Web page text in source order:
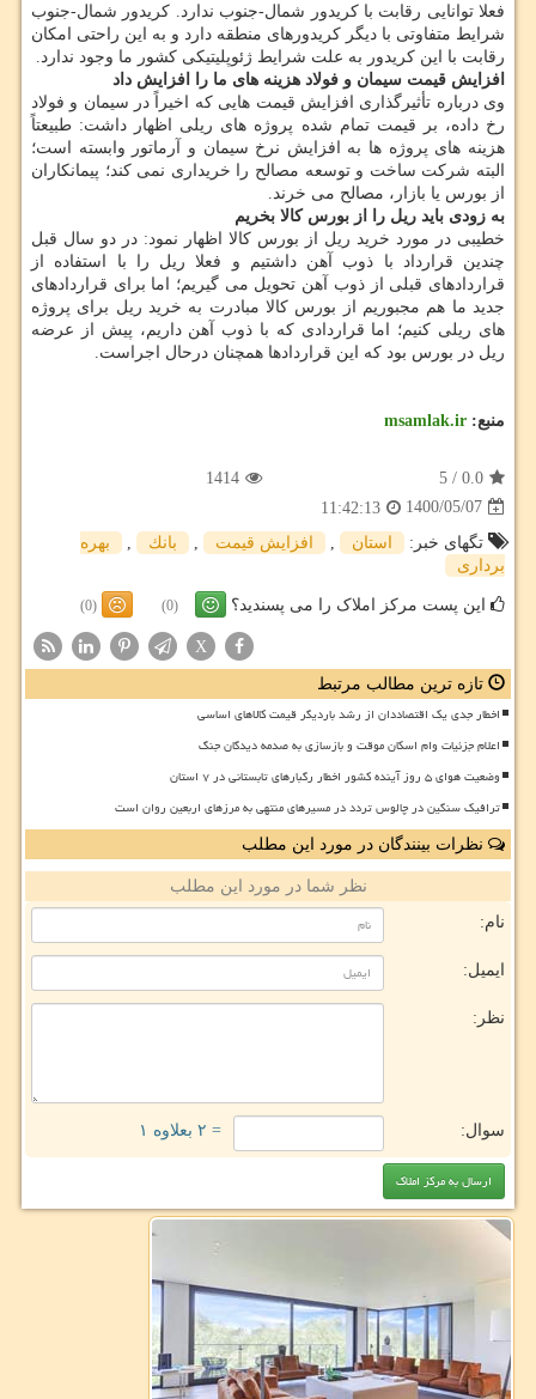
فعلا توانایی رقابت با کریدور شمال-جنوب ندارد. کریدور شمال-جنوب
شرایط متفاوتی با دیگر کریدورهای منطقه دارد و به این راحتی امکان
رقابت با این کریدور به علت شرایط ژئوپلیتیکی کشور ما وجود ندارد.
افزایش قیمت سیمان و فولاد هزینه های ما را افزایش داد
وی درباره تأثیرگذاری افزایش قیمت هایی که اخیراً در سیمان و فولاد
رخ داده، بر قیمت تمام شده پروژه های ریلی اظهار داشت: طبیعتاً
هزینه های پروژه ها به افزایش نرخ سیمان و آرماتور وابسته است؛
البته شرکت ساخت و توسعه مصالح را خریداری نمی کند؛ پیمانکاران
از بورس یا بازار، مصالح می خرند.
به زودی باید ریل را از بورس کالا بخریم
خطیبی در مورد خرید ریل از بورس کالا اظهار نمود: در دو سال قبل
چندین قرارداد با ذوب آهن داشتیم و فعلا ریل را با استفاده از
قراردادهای قبلی از ذوب آهن تحویل می گیریم؛ اما برای قراردادهای
جدید ما هم مجبوریم از بورس کالا مبادرت به خرید ریل برای پروژه
های ریلی کنیم؛ اما قراردادی که با ذوب آهن داریم، پیش از عرضه
ریل در بورس بود که این قراردادها همچنان درحال اجراست.
منبع: msamlak.ir
0.0
/
5
1414
1400/05/07
11:42:13
تگهای خبر:
استان , افزایش قیمت , بانك ,
بهره
برداری
این پست مرکز املاک را می پسندید؟ (0)
(0)
X
تازه ترین مطالب مرتبط
اخطار جدی یک اقتصاددان از رشد باردیگر قیمت کالاهای اساسی
اعلام جزئیات وام اسکان موقت و بازسازی به صدمه دیدگان جنگ
وضعیت هوای ۵ روز آینده کشور اخطار رگبارهای تابستانی در ۷ استان
ترافیک سنگین در چالوس تردد در مسیرهای منتهی به مرزهای اربعین روان است
نظرات بینندگان در مورد این مطلب
نظر شما در مورد این مطلب
نام:
ایمیل:
نظر:
سوال: = ۲ بعلاوه ۱